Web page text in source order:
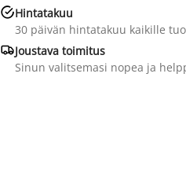
Hintatakuu
30 päivän hintatakuu kaikille
Joustava toimitus
Sinun valitsemasi nopea ja